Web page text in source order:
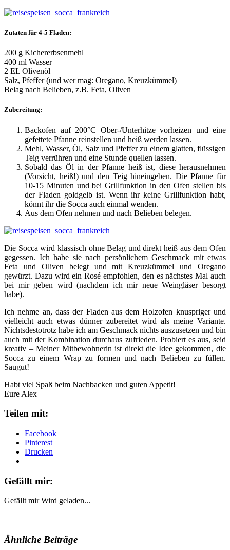
Zutaten für 4-5 Fladen:
200 g Kichererbsenmehl
400 ml Wasser
2 EL Olivenöl
Salz, Pfeffer (und wer mag: Oregano, Kreuzkümmel)
Belag nach Belieben, z.B. Feta, Oliven
Zubereitung:
Backofen auf 200°C Ober-/Unterhitze vorheizen und eine
gefettete Pfanne reinstellen und heiß werden lassen.
Mehl, Wasser, Öl, Salz und Pfeffer zu einem glatten, flüssigen
Teig verrühren und eine Stunde quellen lassen.
Sobald das Öl in der Pfanne heiß ist, diese herausnehmen
(Vorsicht, heiß!) und den Teig hineingeben. Die Pfanne für
10-15 Minuten und bei Grillfunktion in den Ofen stellen bis
der Fladen goldgelb ist. Wenn ihr keine Grillfunktion habt,
könnt ihr die Socca auch einmal wenden.
Aus dem Ofen nehmen und nach Belieben belegen.
Die Socca wird klassisch ohne Belag und direkt heiß aus dem Ofen
gegessen. Ich habe sie nach persönlichem Geschmack mit etwas
Feta und Oliven belegt und mit Kreuzkümmel und Oregano
gewürzt. Dazu wird ein Rosé empfohlen, den es nächstes Mal auch
bei mir geben wird (nachdem ich mir neue Weingläser besorgt
habe).
Ich nehme an, dass der Fladen aus dem Holzofen knuspriger und
vielleicht auch etwas dünner zubereitet wird als meine Variante.
Nichtsdestotrotz habe ich am Geschmack nichts auszusetzen und bin
auch mit der Kombination durchaus zufrieden. Probiert es aus, seid
kreativ – Meiner Mitbewohnerin ist direkt die Idee gekommen, die
Socca zu einem Wrap zu formen und nach Belieben zu füllen.
Saugut!
Habt viel Spaß beim Nachbacken und guten Appetit!
Eure Alex
Teilen mit:
Facebook
Pinterest
Drucken
Gefällt mir:
Gefällt mir Wird geladen...
Ähnliche Beiträge